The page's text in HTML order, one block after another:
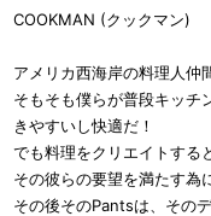
COOKMAN (クックマン)
アメリカ西海岸の料理人仲
そもそも僕らが普段キッチ
きやすいし快適だ！
でも料理をクリエイトする
その彼らの要望を満たす為
その後そのPantsは、その